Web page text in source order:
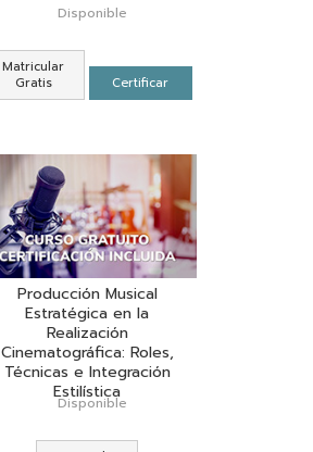
Disponible
Matricular
Gratis
Certificar
Producción Musical
Estratégica en la
Realización
Cinematográfica: Roles,
Técnicas e Integración
Estilística
Disponible